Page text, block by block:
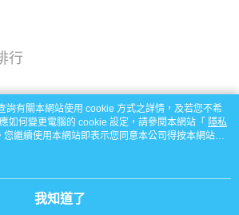
行
詢有關本網站使用 cookie 方式之詳情，及若您不希
如何變更電腦的 cookie 設定，請參閱本網站「 隱私
您繼續使用本網站即表示您同意本公司得按本網站使
。
我知道了